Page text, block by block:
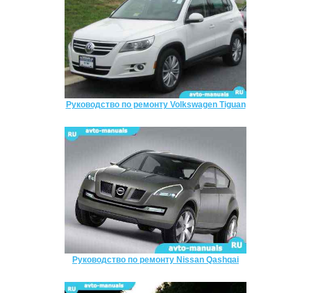
Руководство по ремонту Volkswagen Tiguan
Руководство по ремонту Nissan Qashqai